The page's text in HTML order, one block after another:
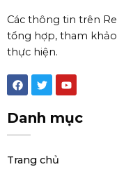
Các thông tin trên
tổng hợp, tham
thực hiện.
F
a
c
e
b
o
T
w
i
t
Y
o
u
u
Danh mục
Trang chủ